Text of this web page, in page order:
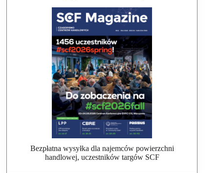
Bezpłatna wysyłka dla najemców powierzchni
handlowej, uczestników targów SCF